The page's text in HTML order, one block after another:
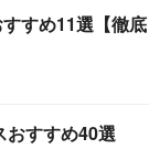
すめ11選【徹底
おすすめ40選